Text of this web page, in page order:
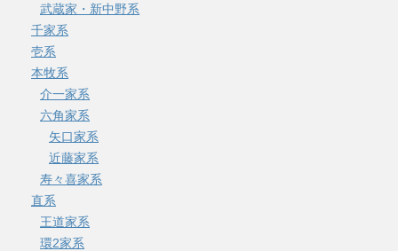
武蔵家・新中野系
千家系
壱系
本牧系
介一家系
六角家系
矢口家系
近藤家系
寿々喜家系
直系
王道家系
環2家系